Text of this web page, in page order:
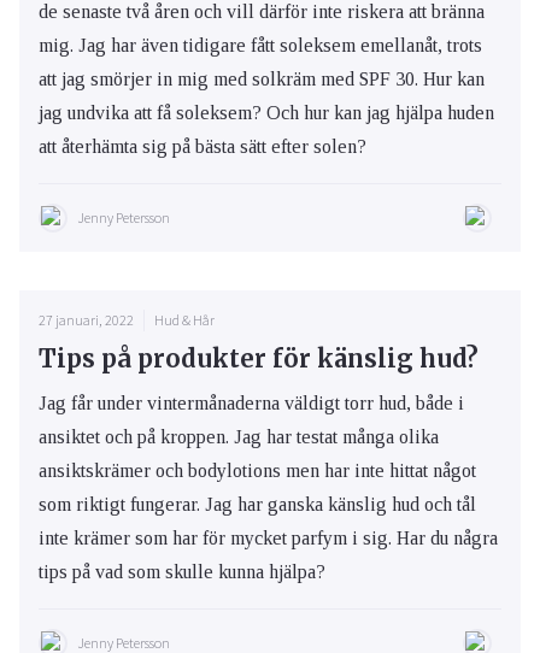
de senaste två åren och vill därför inte riskera att bränna
mig. Jag har även tidigare fått soleksem emellanåt, trots
att jag smörjer in mig med solkräm med SPF 30. Hur kan
jag undvika att få soleksem? Och hur kan jag hjälpa huden
att återhämta sig på bästa sätt efter solen?
Jenny Petersson
27 januari, 2022 Hud & Hår
Tips på produkter för känslig hud?
Jag får under vintermånaderna väldigt torr hud, både i
ansiktet och på kroppen. Jag har testat många olika
ansiktskrämer och bodylotions men har inte hittat något
som riktigt fungerar. Jag har ganska känslig hud och tål
inte krämer som har för mycket parfym i sig. Har du några
tips på vad som skulle kunna hjälpa?
Jenny Petersson